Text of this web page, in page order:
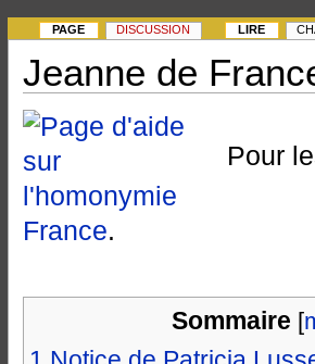
Jeanne de
Pour
France.
Sommaire [
PAGE DISCUSSION LIRE